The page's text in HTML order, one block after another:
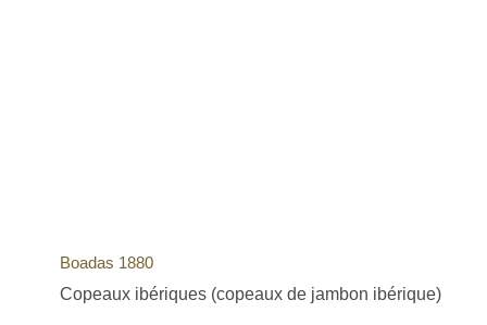
Boadas 1880
Copeaux ibériques (copeaux de jambon ibérique)